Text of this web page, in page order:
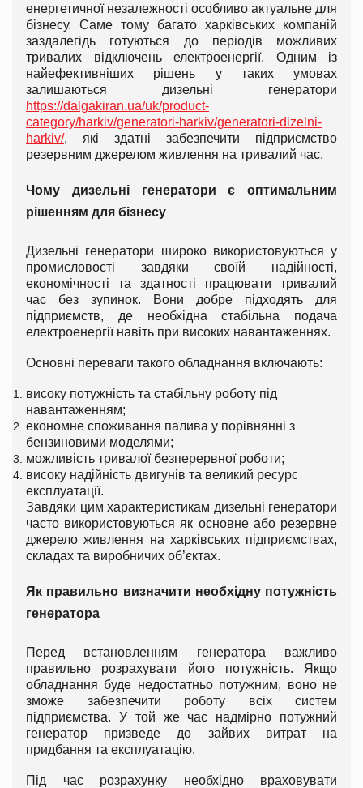
енергетичної незалежності особливо актуальне для
бізнесу. Саме тому багато харківських компаній
заздалегідь готуються до періодів можливих
тривалих відключень електроенергії. Одним із
найефективніших рішень у таких умовах
залишаються дизельні генератори
https://dalgakiran.ua/uk/product-
category/harkiv/generatori-harkiv/generatori-dizelni-
harkiv/, які здатні забезпечити підприємство
резервним джерелом живлення на тривалий час.
Чому дизельні генератори є оптимальним
рішенням для бізнесу
Дизельні генератори широко використовуються у
промисловості завдяки своїй надійності,
економічності та здатності працювати тривалий
час без зупинок. Вони добре підходять для
підприємств, де необхідна стабільна подача
електроенергії навіть при високих навантаженнях.
Основні переваги такого обладнання включають:
високу потужність та стабільну роботу під
навантаженням;
економне споживання палива у порівнянні з
бензиновими моделями;
можливість тривалої безперервної роботи;
високу надійність двигунів та великий ресурс
експлуатації.
Завдяки цим характеристикам дизельні генератори
часто використовуються як основне або резервне
джерело живлення на харківських підприємствах,
складах та виробничих об’єктах.
Як правильно визначити необхідну потужність
генератора
Перед встановленням генератора важливо
правильно розрахувати його потужність. Якщо
обладнання буде недостатньо потужним, воно не
зможе забезпечити роботу всіх систем
підприємства. У той же час надмірно потужний
генератор призведе до зайвих витрат на
придбання та експлуатацію.
Під час розрахунку необхідно враховувати